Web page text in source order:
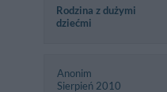
Rodzina z dużymi
dziećmi
Anonim
Sierpień 2010